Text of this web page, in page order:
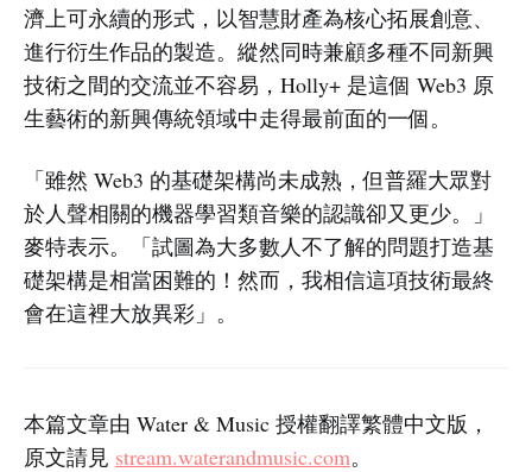
濟上可永續的形式，以智慧財產為核心拓展創意、
進行衍生作品的製造。縱然同時兼顧多種不同新興
技術之間的交流並不容易，Holly+ 是這個 Web3 原
生藝術的新興傳統領域中走得最前面的一個。
「雖然 Web3 的基礎架構尚未成熟，但普羅大眾對
於人聲相關的機器學習類音樂的認識卻又更少。」
麥特表示。「試圖為大多數人不了解的問題打造基
礎架構是相當困難的！然而，我相信這項技術最終
會在這裡大放異彩」。
本篇文章由 Water & Music 授權翻譯繁體中文版，
原文請見 stream.waterandmusic.com。